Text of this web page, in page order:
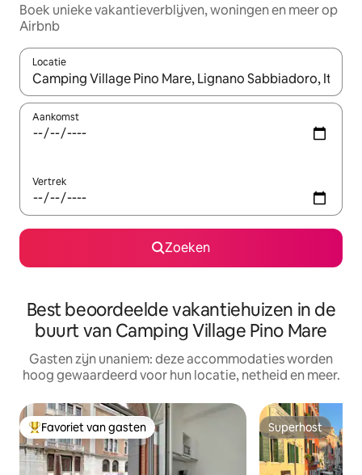
Boek unieke vakantieverblijven, woningen en meer op
Airbnb
Locatie
Wanneer er resultaten beschikbaar zijn, maak je een keuze
Aankomst
Vertrek
Zoeken
Best beoordeelde vakantiehuizen in de
buurt van Camping Village Pino Mare
Gasten zijn unaniem: deze accommodaties worden
hoog gewaardeerd voor hun locatie, netheid en meer.
Topfavoriet van gasten
Favoriet van gasten Superhost
Superhost